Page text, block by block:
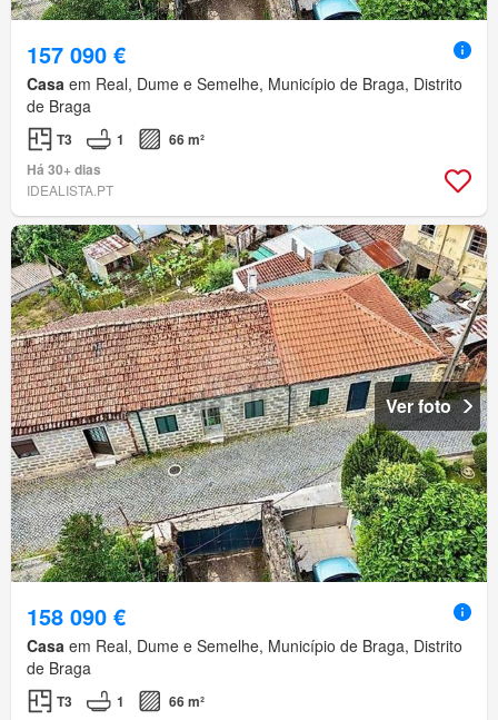
157 090 €
Casa em Real, Dume e Semelhe, Município de Braga, Distrito
de Braga
T3 1
66 m²
Há 30+ dias
IDEALISTA.PT
Ver foto
158 090 €
Casa em Real, Dume e Semelhe, Município de Braga, Distrito
de Braga
T3 1
66 m²